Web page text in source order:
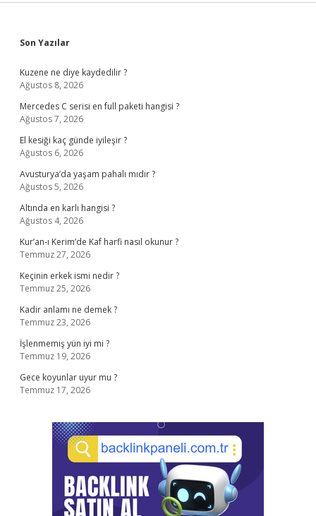
Sidebar
Son Yazılar
Kuzene ne diye kaydedilir ?
Ağustos 8, 2026
Mercedes C serisi en full paketi hangisi ?
Ağustos 7, 2026
El kesiği kaç günde iyileşir ?
Ağustos 6, 2026
Avusturya’da yaşam pahalı mıdır ?
Ağustos 5, 2026
Altında en karlı hangisi ?
Ağustos 4, 2026
Kur’an-ı Kerim’de Kaf harfi nasıl okunur ?
Temmuz 27, 2026
Keçinin erkek ismi nedir ?
Temmuz 25, 2026
Kadir anlamı ne demek ?
Temmuz 23, 2026
İşlenmemiş yün iyi mi ?
Temmuz 19, 2026
Gece koyunlar uyur mu ?
Temmuz 17, 2026